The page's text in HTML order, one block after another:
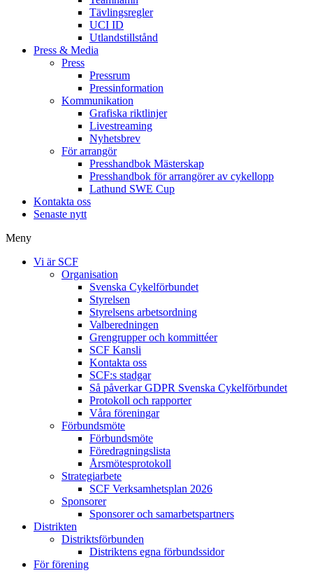
Tävlingsregler
UCI ID
Utlandstillstånd
Press & Media
Press
Pressrum
Pressinformation
Kommunikation
Grafiska riktlinjer
Livestreaming
Nyhetsbrev
För arrangör
Presshandbok Mästerskap
Presshandbok för arrangörer av cykellopp
Lathund SWE Cup
Kontakta oss
Senaste nytt
Meny
Vi är SCF
Organisation
Svenska Cykelförbundet
Styrelsen
Styrelsens arbetsordning
Valberedningen
Grengrupper och kommittéer
SCF Kansli
Kontakta oss
SCF:s stadgar
Så påverkar GDPR Svenska Cykelförbundet
Protokoll och rapporter
Våra föreningar
Förbundsmöte
Förbundsmöte
Föredragningslista
Årsmötesprotokoll
Strategiarbete
SCF Verksamhetsplan 2026
Sponsorer
Sponsorer och samarbetspartners
Distrikten
Distriktsförbunden
Distriktens egna förbundssidor
För förening